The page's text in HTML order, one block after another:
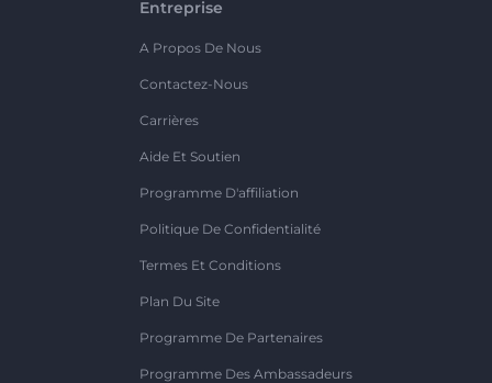
Entreprise
A Propos De Nous
Contactez-Nous
Carrières
Aide Et Soutien
Programme D'affiliation
Politique De Confidentialité
Termes Et Conditions
Plan Du Site
Programme De Partenaires
Programme Des Ambassadeurs